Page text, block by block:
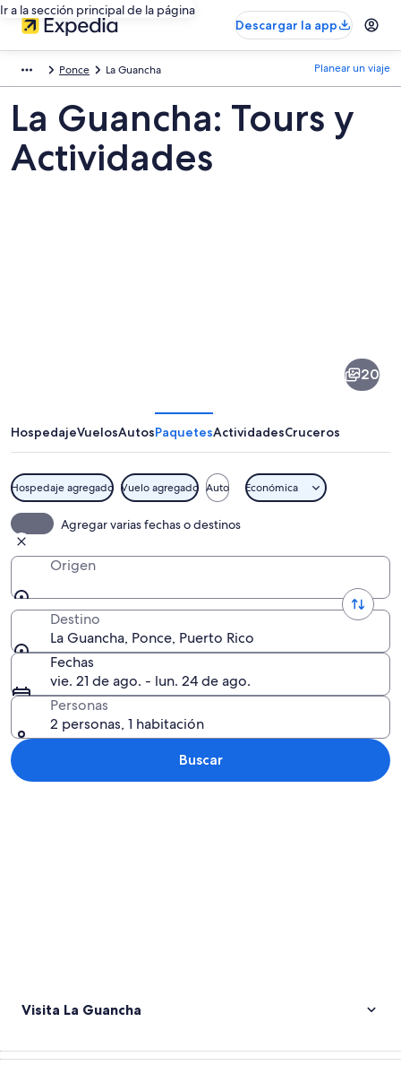
Ir a la sección principal de la página
Descargar la app
Ponce La Guancha Planear un viaje
La Guancha: Tours y
Actividades
20
HospedajeVuelosAutosPaquetesActividadesCruceros
Hospedaje agregado Vuelo agregado Auto Económica
Agregar varias fechas o destinos
Origen
Destino
La Guancha, Ponce, Puerto Rico
Fechas
vie. 21 de ago. - lun. 24 de ago.
Personas
2 personas, 1 habitación
Buscar
Visita La Guancha